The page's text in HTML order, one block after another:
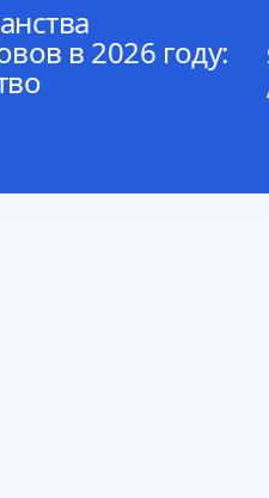
в 2026 году: